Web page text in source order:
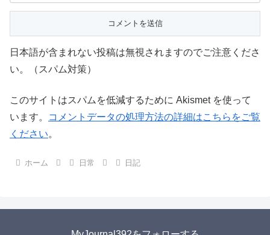
日本語が含まれない投稿は無視されますのでご注意くださ
い。（スパム対策）
このサイトはスパムを低減するために Akismet を使って
います。
コメントデータの処理方法の詳細はこちらをご覧
ください。
ホーム 日常 日記